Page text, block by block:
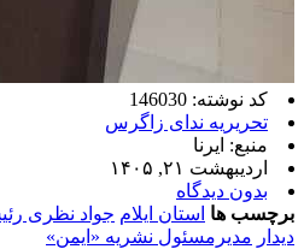
کد نوشته: 146030
تحریریه ندای زاگرس
منبع: ایرنا
اردیبهشت ۲۱, ۱۴۰۵
بدون دیدگاه
برچسب ها استان ایلام جواد نظری
دیدار مدیرمسئول نشریه «ایمن»